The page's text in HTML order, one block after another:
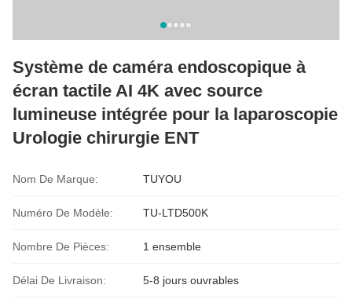
Système de caméra endoscopique à
écran tactile AI 4K avec source
lumineuse intégrée pour la laparoscopie
Urologie chirurgie ENT
Nom De Marque: TUYOU
Numéro De Modèle: TU-LTD500K
Nombre De Pièces: 1 ensemble
Délai De Livraison: 5-8 jours ouvrables